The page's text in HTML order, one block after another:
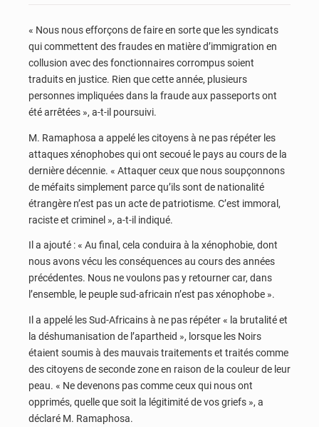
« Nous nous efforçons de faire en sorte que les syndicats
qui commettent des fraudes en matière d’immigration en
collusion avec des fonctionnaires corrompus soient
traduits en justice. Rien que cette année, plusieurs
personnes impliquées dans la fraude aux passeports ont
été arrêtées », a-t-il poursuivi.
M. Ramaphosa a appelé les citoyens à ne pas répéter les
attaques xénophobes qui ont secoué le pays au cours de la
dernière décennie. « Attaquer ceux que nous soupçonnons
de méfaits simplement parce qu’ils sont de nationalité
étrangère n’est pas un acte de patriotisme. C’est immoral,
raciste et criminel », a-t-il indiqué.
Il a ajouté : « Au final, cela conduira à la xénophobie, dont
nous avons vécu les conséquences au cours des années
précédentes. Nous ne voulons pas y retourner car, dans
l’ensemble, le peuple sud-africain n’est pas xénophobe ».
Il a appelé les Sud-Africains à ne pas répéter « la brutalité et
la déshumanisation de l’apartheid », lorsque les Noirs
étaient soumis à des mauvais traitements et traités comme
des citoyens de seconde zone en raison de la couleur de leur
peau. « Ne devenons pas comme ceux qui nous ont
opprimés, quelle que soit la légitimité de vos griefs », a
déclaré M. Ramaphosa.